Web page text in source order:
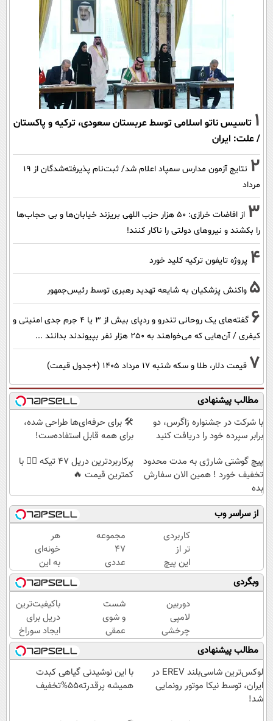
1 تاسیس ناتو اسلامی توسط عربستان سعودی، ترکیه و پاکستان
/ علت: ایران
2
نتایج آزمون مدارس سمپاد اعلام شد/ ثبت‌نام پذیرفته‌شدگان از ۱۹
مرداد
3
از افاضات خرازی: ۵۰ هزار حزب اللهی بریزند خیابان‌ها و بی حجاب‌ها
را بکشند و نیرو‌های دولتی را ناکار کنند!
4 پروژه تایفون ترکیه کلید خورد
5 واکنش پزشکیان به شایعه تهدید رهبری توسط رئیس‌جمهور
6
گفته‌های یک روحانی تندرو و ردپای بیش از ۳ یا ۴ جرم جدی امنیتی و
کیفری / آن‌هایی که می‌خواهند به ۲۵۰ هزار نفر بپیوندند بدانند ...
7 قیمت دلار، طلا و سکه شنبه ۱۷ مرداد ۱۴۰۵ (+جدول قیمت)
مطالب پیشنهادی
با شرکت در جشنواره زاگرس، دو
برابر سپرده خود را دریافت کنید
🛠️ برای حرفه‌ای‌ها طراحی شده،
برای همه قابل استفاده‌ست!
پیچ گوشتی شارژی به مدت محدود
تخفیف خورد ! همین الان سفارش
بده
پرکاربردترین دریل 47 تیکه 👈🏻 با
کمترین قیمت 🔥
از سراسر وب
کاربردی
تر از
این پیچ
گوشتی
نداریم!
47
تیکه
کاربردی
با
ضمانت
بازگشت
مجموعه
47
عددی
دریل
پیچ
گوشتی
شارژی
(تخفیف
به مدت
محدود)
هر
خونه‌ای
به این
دریل
پرکاربرد
نیاز
داره😍
با
تخفیف
بخر😉
👌🏻
وبگردی
دوربین
لامپی
چرخشی
360
درجه
فقط
امروز
شست
و شوی
عمقی
کبد با
دمنوش
سم
زدای
باکیفیت‌ترین
دریل برای
ایجاد سوراخ
😱
مطالب پیشنهادی
لوکس‌ترین شاسی‌بلند EREV در
ایران، توسط نیکا موتور رونمایی
شد!
با این نوشیدنی گیاهی کبدت
همیشه پرقدرته55%تخفیف